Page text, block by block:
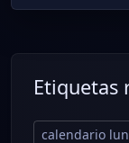
Etiquetas
calendario